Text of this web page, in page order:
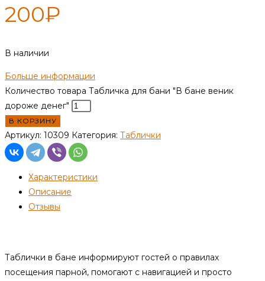
200₽
В наличии
Больше информации
Количество товара Табличка для бани "В бане веник
дороже денег"
В КОРЗИНУ
Артикул: 10309 Категория: Таблички
Характеристики
Описание
Отзывы
Таблички в бане информируют гостей о правилах
посещения парной, помогают с навигацией и просто